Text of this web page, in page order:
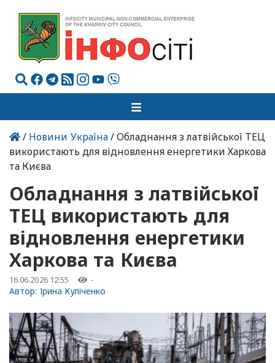
/ Новини Україна/ Обладнання з латвійської ТЕЦ
використають для відновлення енергетики Харкова
та Києва
Обладнання з латвійської
ТЕЦ використають для
відновлення енергетики
Харкова та Києва
16.06.2026 12:55 -
Автор: Ірина Куліченко